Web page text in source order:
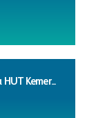
Kemer...